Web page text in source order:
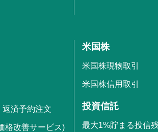
済予約注文
格改善サービス)
米国株
米国株現物取引
米国株信用取引
投資信託
最大1%貯まる投信